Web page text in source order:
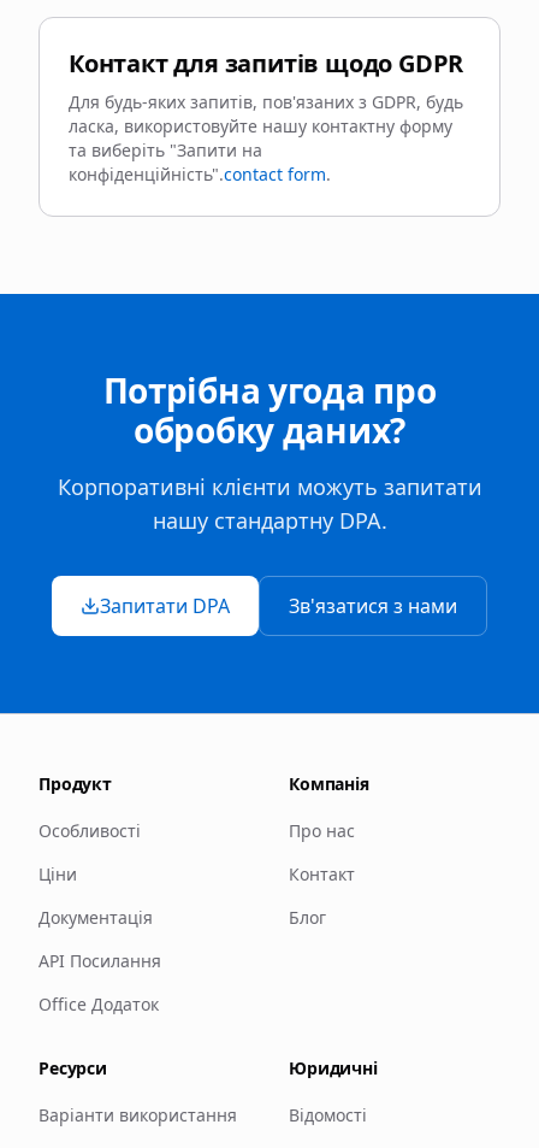
Контакт для запитів щодо GDPR
Для будь-яких запитів, пов'язаних з GDPR, будь
ласка, використовуйте нашу контактну форму
та виберіть "Запити на
конфіденційність".contact form.
Потрібна угода про
обробку даних?
Корпоративні клієнти можуть запитати
нашу стандартну DPA.
Запитати DPA Зв'язатися з нами
Продукт
Особливості
Ціни
Документація
API Посилання
Office Додаток
Компанія
Про нас
Контакт
Блог
Ресурси
Варіанти використання
Юридичні
Відомості